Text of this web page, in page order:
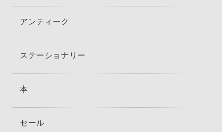
アンティーク
ステーショナリー
本
セール